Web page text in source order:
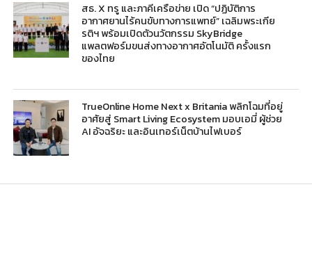
สธ. X ทรู และภาคีเครือข่าย เปิด “ปฏิบัติการ
อากาศยานไร้คนขับทางการแพทย์” เฉลิมพระเกีย
รติฯ พร้อมเปิดตัวนวัตกรรม SkyBridge
แพลตฟอร์มขนส่งทางอากาศอัตโนมัติ ครั้งแรก
ของไทย
TrueOnline Home Next x Britania พลิกโฉมที่อยู่
อาศัยสู่ Smart Living Ecosystem มอบเอมี่ ผู้ช่วย
AI อัจฉริยะ และอินเทอร์เน็ตบ้านไฟเบอร์